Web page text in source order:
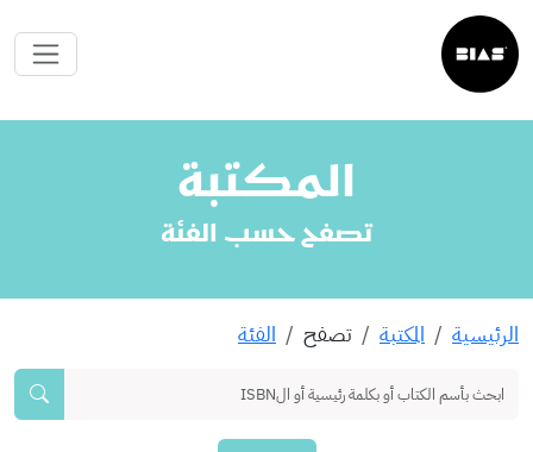
المكتبة
تصفح حسب الفئة
الرئيسية المكتبة تصفح الفئة